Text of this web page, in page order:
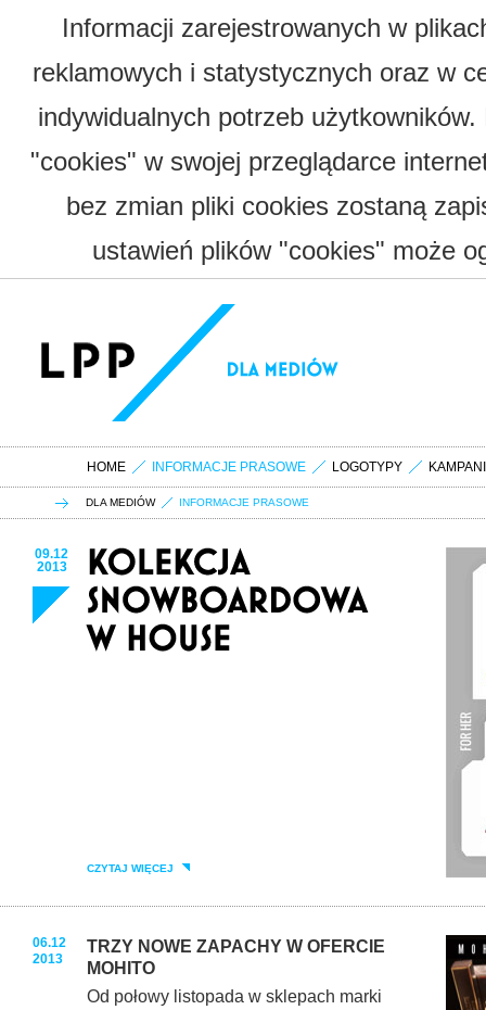
Informacji zarejestrowanych w
reklamowych i statystycznych oraz w
indywidualnych potrzeb
"cookies" w swojej przeglądarce
bez zmian pliki cookies zostaną
ustawień plików "cookies" może
HOME INFORMACJE PRASOWE LOGOTYPY
DLA MEDIÓW INFORMACJE PRASOWE
09.12
2013
CZYTAJ WIĘCEJ
06.12
2013
TRZY NOWE ZAPACHY W OFERCIE
MOHITO
Od połowy listopada w sklepach marki